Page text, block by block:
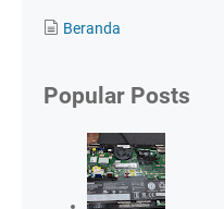
Beranda
Popular Posts